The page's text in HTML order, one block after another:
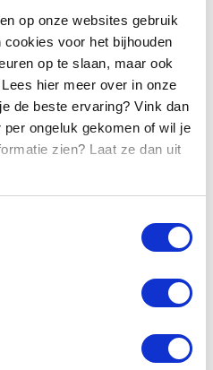
op onze websites gebruik
voor het bijhouden
op te slaan, maar ook
hier meer over in onze
de beste ervaring? Vink dan
ongeluk gekomen of wil je
zien? Laat ze dan uit
Monitor werpen we
in 2022
voor 2023,
in 2023 zullen
met 4% tot 6%
lopen met
geen drastische